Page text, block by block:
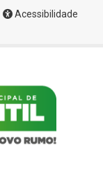
Acessibilidade